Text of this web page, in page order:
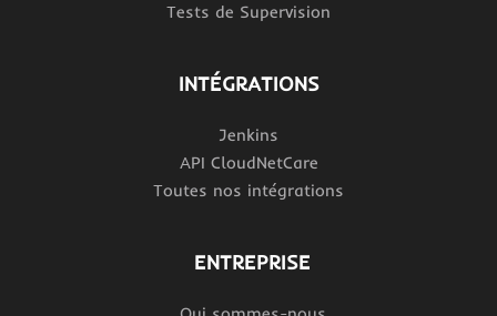
Tests de Supervision
INTÉGRATIONS
Jenkins
API CloudNetCare
Toutes nos intégrations
ENTREPRISE